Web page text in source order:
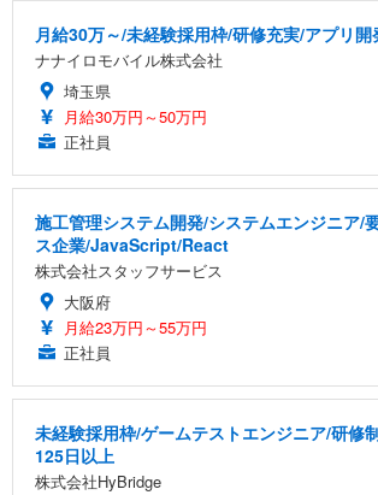
月給30万～/未経験採用枠/研修充実/アプリ
ナナイロモバイル株式会社
埼玉県
月給30万円～50万円
正社員
施工管理システム開発/システムエンジニア/
ス企業/JavaScript/React
株式会社スタッフサービス
大阪府
月給23万円～55万円
正社員
未経験採用枠/ゲームテストエンジニア/研修
125日以上
株式会社HyBridge